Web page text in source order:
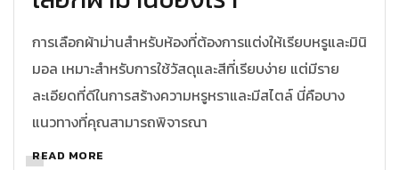
การเลือกผ้าม่านสำหรับห้องที่ต้องการแต่งให้เรียบหรูและมินิ
มอล เหมาะสำหรับการใช้วัสดุและสีที่เรียบง่าย แต่มีราย
ละเอียดที่ดีในการสร้างความหรูหราและมีสไตล์ นี่คือบาง
แนวทางที่คุณสามารถพิจารณา
READ MORE